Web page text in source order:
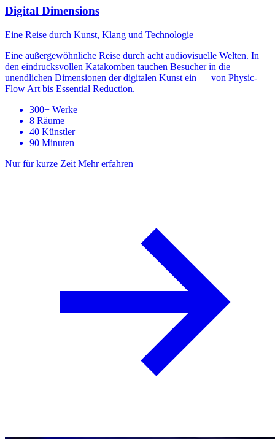
Digital Dimensions
Eine Reise durch Kunst, Klang und Technologie
Eine außergewöhnliche Reise durch acht audiovisuelle Welten. In
den eindrucksvollen Katakomben tauchen Besucher in die
unendlichen Dimensionen der digitalen Kunst ein — von Physic-
Flow Art bis Essential Reduction.
300+ Werke
8 Räume
40 Künstler
90 Minuten
Nur für kurze Zeit Mehr erfahren